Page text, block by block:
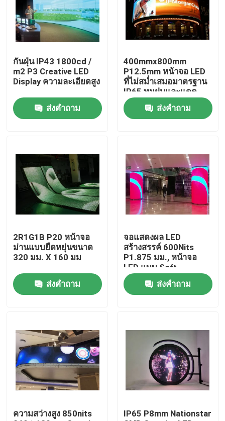
เกี่ยวกับเรา
ควบคุมคุณภาพ
ติดต่อเรา
กรณี
จอแสดงผล LED ให้เช่าในร่ม
จอแสดงผล LED ให้เช่ากลางแจ้ง
กันฝุ่น IP43 1800cd /
m2 P3 Creative LED
Display ความละเอียดสูง
ส่งคำถาม
400mmx800mm
P12.5mm หน้าจอ LED
ที่ไม่สม่ำเสมอมาตรฐาน
IP65 ทนฝนและแดด
ส่งคำถาม
2R1G1B P20 หน้าจอ
ม่านแบบยืดหยุ่นขนาด
320 มม. X 160 มม
ส่งคำถาม
จอแสดงผล LED
สร้างสรรค์ 600Nits
P1.875 มม., หน้าจอ
LED แบบ Soft
SMD1515 ในร่ม
ส่งคำถาม
ความสว่างสูง 850nits
IP65 P8mm Nationstar